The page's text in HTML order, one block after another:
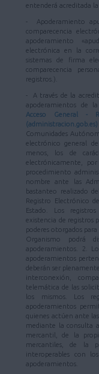
entenderá acreditada
- Apoderamiento
comparecencia
apoderamiento
electrónica en la
sistemas de firma
comparecencia
registros.).
- A través de la
apoderamientos de
Acceso General -
(administracion.gob.es)
Comunidades
electrónico general
menos, los de
electrónicamente,
procedimiento
nombre ante las
bastanteo realizado
Registro Electrónico
Estado. Los
existencia de registros
poderes otorgados
Organismo podrá
apoderamientos. 2.
apoderamientos
deberán ser
interconexión,
telemática de las
los mismos. Los
apoderamientos
quienes actúen ante
mediante la consulta
mercantil, de la
mercantiles, de la
interoperables con
apoderamientos.